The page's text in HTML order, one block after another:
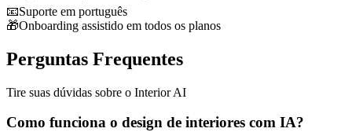
📧Suporte em português
🎁Onboarding assistido em todos os planos
Perguntas Frequentes
Tire suas dúvidas sobre o Interior AI
Como funciona o design de interiores com IA?